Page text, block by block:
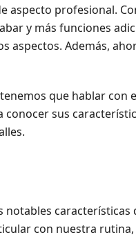
aspecto profesional.
y más funciones
aspectos. Además,
que hablar con
sus
características
con nuestra